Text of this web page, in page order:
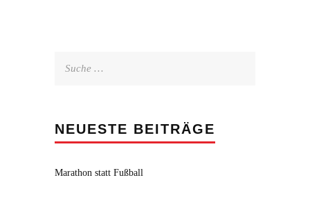
NEUESTE BEITRÄGE
Marathon statt Fußball